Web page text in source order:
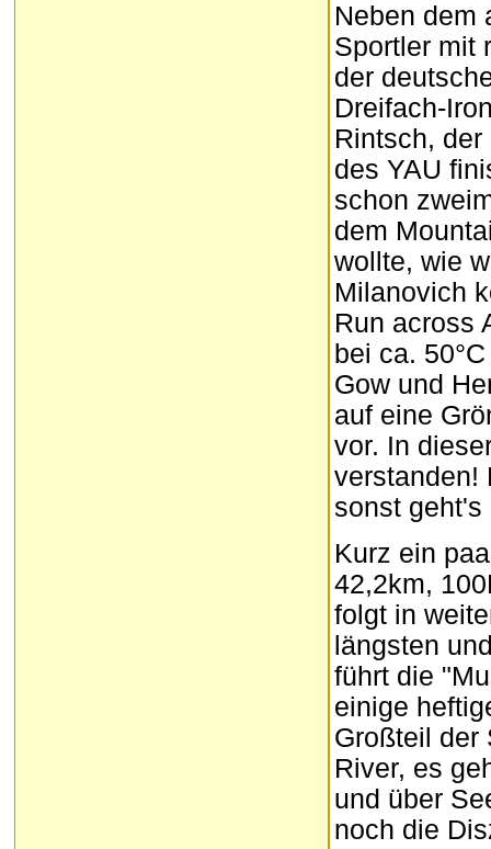
Neben dem
Sportler mit
der
Dreifach-
Rintsch,
des YAU
schon
dem
wollte, wie
Milanovich
Run across
bei ca.
Gow und
auf eine
vor. In
verstanden!
sonst geht's
Kurz ein
42,2km,
folgt in
längsten
führt die
einige
Großteil der
River, es
und über
noch die